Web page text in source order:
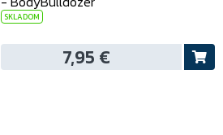
SKLADOM
7,95 €